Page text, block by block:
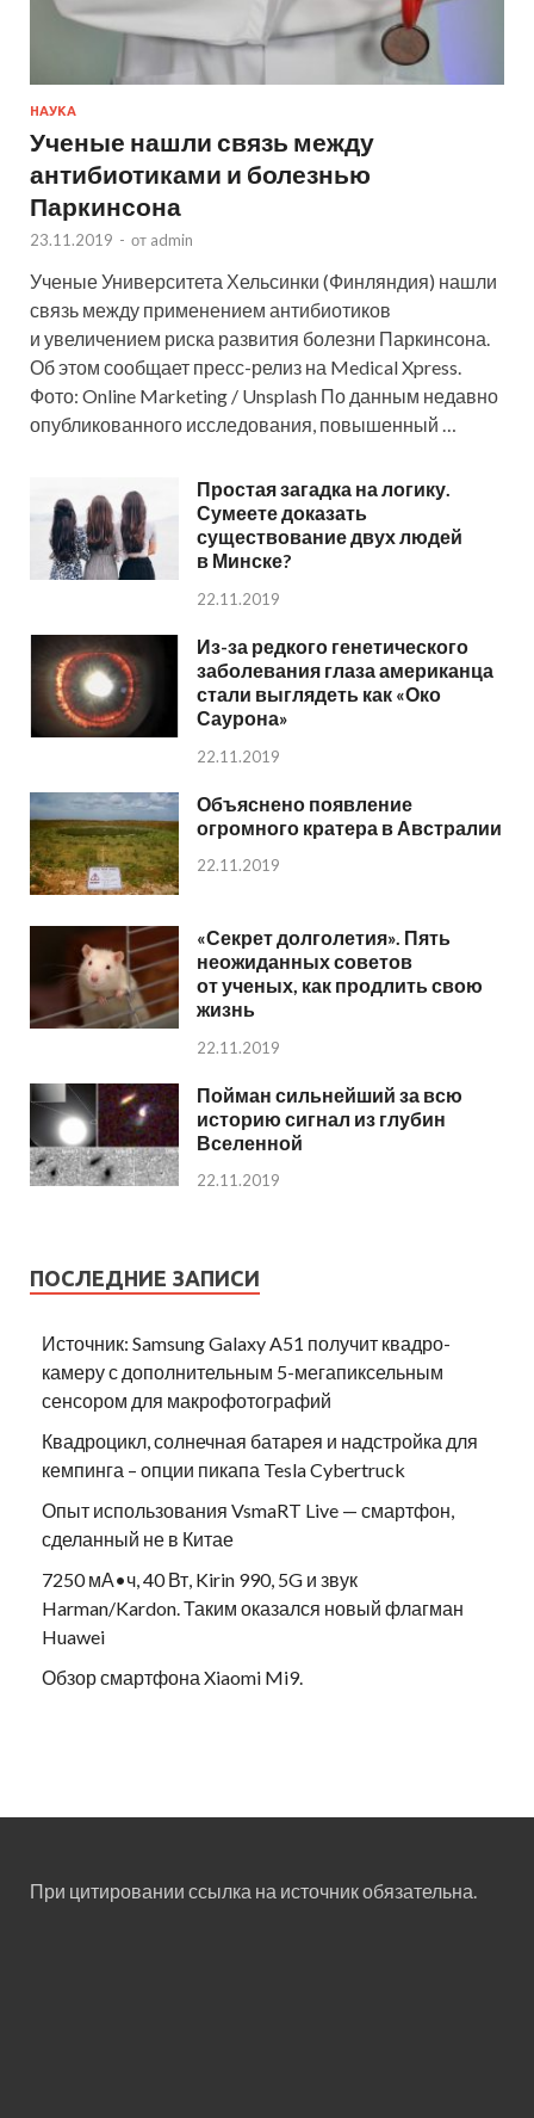
НАУКА
Ученые нашли связь между
антибиотиками и болезнью
Паркинсона
23.11.2019 - от admin
Ученые Университета Хельсинки (Финляндия) нашли
связь между применением антибиотиков
и увеличением риска развития болезни Паркинсона.
Об этом сообщает пресс-релиз на Medical Xpress.
Фото: Online Marketing / Unsplash По данным недавно
опубликованного исследования, повышенный …
Простая загадка на логику.
Сумеете доказать
существование двух людей
в Минске?
22.11.2019
Из-за редкого генетического
заболевания глаза американца
стали выглядеть как «Око
Саурона»
22.11.2019
Объяснено появление
огромного кратера в Австралии
22.11.2019
«Секрет долголетия». Пять
неожиданных советов
от ученых, как продлить свою
жизнь
22.11.2019
Пойман сильнейший за всю
историю сигнал из глубин
Вселенной
22.11.2019
ПОСЛЕДНИЕ ЗАПИСИ
Источник: Samsung Galaxy A51 получит квадро-
камеру с дополнительным 5-мегапиксельным
сенсором для макрофотографий
Квадроцикл, солнечная батарея и надстройка для
кемпинга – опции пикапа Tesla Cybertruck
Опыт использования VsmaRT Live — смартфон,
сделанный не в Китае
7250 мА•ч, 40 Вт, Kirin 990, 5G и звук
Harman/Kardon. Таким оказался новый флагман
Huawei
Обзор смартфона Xiaomi Mi9.
При цитировании ссылка на источник обязательна.